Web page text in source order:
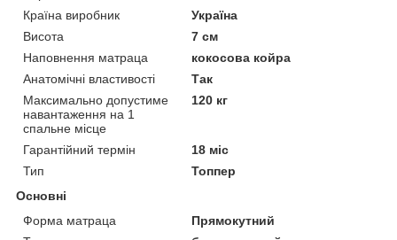
Країна виробник
Україна
Висота
7 см
Наповнення матраца
кокосова койра
Анатомічні властивості
Так
Максимально допустиме
навантаження на 1
спальне місце
120 кг
Гарантійний термін
18 міс
Тип
Топпер
Основні
Форма матраца
Прямокутний